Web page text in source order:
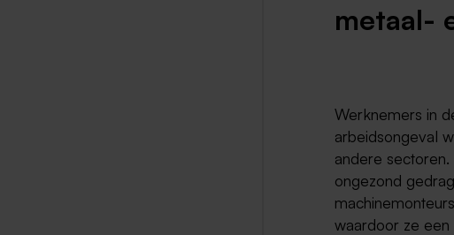
metaal-
Werknemers in
arbeidsongeval
andere
ongezond
waardoor ze